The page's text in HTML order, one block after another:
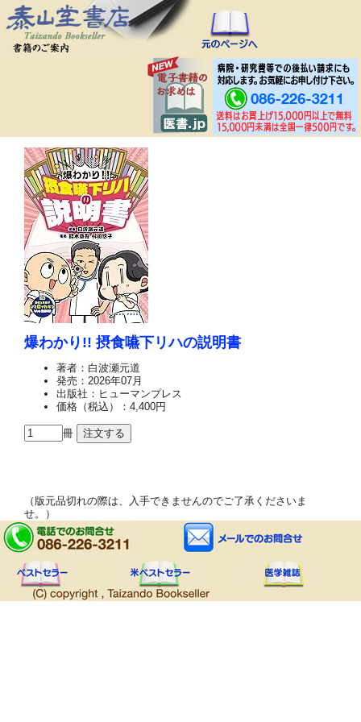
爆わかり!! 摂食嚥下リハの説明書
著者：白波瀬元道
発売：2026年07月
出版社：ヒューマンプレス
価格（税込）：4,400円
冊
（版元品切れの際は、入手できませんのでご了承くださいま
せ。）